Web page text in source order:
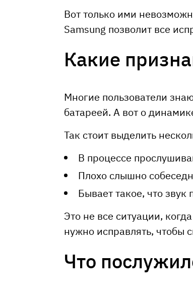
Вот только ими
Samsung позволит все
Какие
Многие пользователи
батареей. А вот о
Так стоит выделить
В процессе
Плохо слышно
Бывает такое, что звук
Это не все ситуации,
нужно исправлять, чтобы
Что